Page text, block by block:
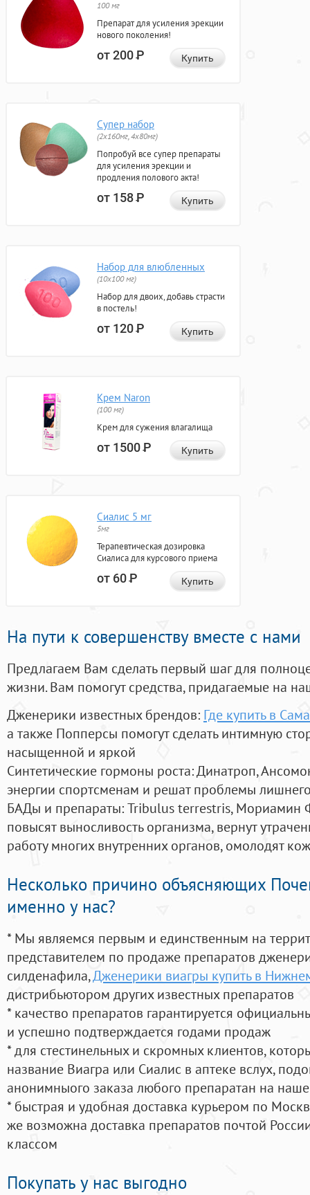
100 мг
Препарат для усиления эрекции
нового поколения!
от 200Р Купить
Супер набор
(2х160мг, 4х80мг)
Попробуй все супер препараты
для усиления эрекции и
продления полового акта!
от 158Р Купить
Набор для влюбленных
(10х100 мг)
Набор для двоих, добавь страсти
в постель!
от 120Р Купить
Крем Naron
(100 мг)
Крем для сужения влагалища
от 1500Р Купить
Сиалис 5 мг
5мг
Терапевтическая дозировка
Сиалиса для курсового приема
от 60Р Купить
На пути к совершенству вместе с нами
Предлагаем Вам сделать первый шаг для
жизни. Вам помогут средства, придагаемые на
Дженерики известных брендов: Где купить в
а также Попперсы помогут сделать интимную
насыщенной и яркой
Синтетические гормоны роста: Динатроп,
энергии спортсменам и решат проблемы
БАДы и препараты:Tribulus terrestris, Мориамин
повысят выносливость организма, вернут
работу многих внутренних органов, омолодят
Несколько причино объясняющих
именно у нас?
* Мы являемся первым и единственным на
представителем по продаже препаратов
силденафила,Дженерики виагры купить в
дистрибьютором других известных препаратов
* качество препаратов гарантируется
и успешно подтверждается годами продаж
* для стестинельных и скромных клиентов,
название Виагра или Сиалис в аптеке вслух,
анонимныого заказа любого препаратан на
* быстрая и удобная доставка курьером по
же возможна доставка препаратов почтой
классом
Покупать у нас выгодно